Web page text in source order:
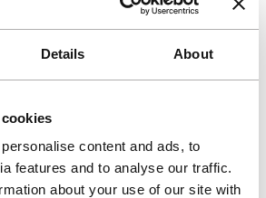
Details About
content and ads, to
features and to analyse our traffic.
about your use of our site with
Verenigde Staten
2007